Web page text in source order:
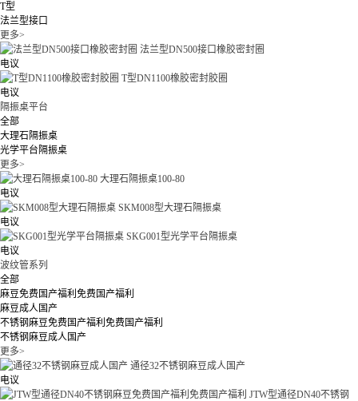
T型
法兰型接口
更多>
法兰型DN500接口橡胶密封圈
电议
T型DN1100橡胶密封胶圈
电议
隔振桌平台
全部
大理石隔振桌
光学平台隔振桌
更多>
大理石隔振桌100-80
电议
SKM008型大理石隔振桌
电议
SKG001型光学平台隔振桌
电议
波纹管系列
全部
麻豆免费国产福利免费国产福利
麻豆成人国产
不锈钢麻豆免费国产福利免费国产福利
不锈钢麻豆成人国产
更多>
通径32不锈钢麻豆成人国产
电议
JTW型通径DN40不锈钢